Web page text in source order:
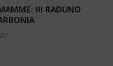
III RADUNO